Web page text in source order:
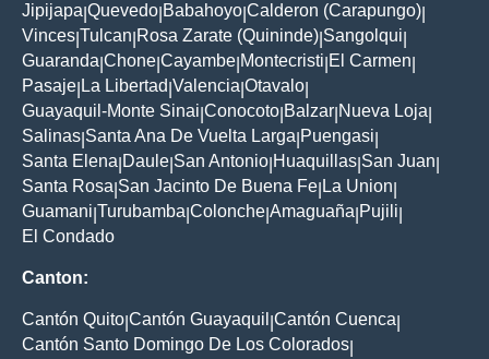
Jipijapa Quevedo Babahoyo Calderon (Carapungo)
Vinces Tulcan Rosa Zarate (Quininde) Sangolqui
Guaranda Chone Cayambe Montecristi El Carmen
Pasaje La Libertad Valencia Otavalo
Guayaquil-Monte Sinai Conocoto Balzar Nueva Loja
Salinas Santa Ana De Vuelta Larga Puengasi
Santa Elena Daule San Antonio Huaquillas San Juan
Santa Rosa San Jacinto De Buena Fe La Union
Guamani Turubamba Colonche Amaguaña Pujili
El Condado
Canton:
Cantón Quito Cantón Guayaquil Cantón Cuenca
Cantón Santo Domingo De Los Colorados